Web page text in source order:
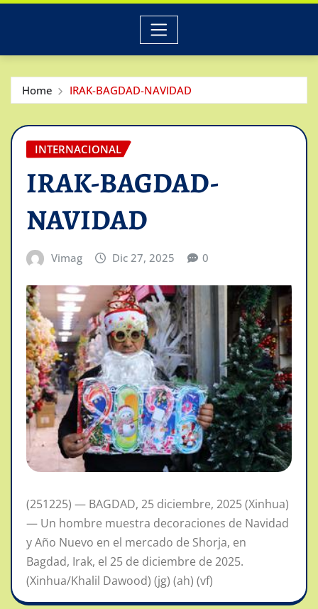
Home IRAK-BAGDAD-NAVIDAD
INTERNACIONAL
IRAK-BAGDAD-
NAVIDAD
Vimag Dic 27, 2025 0
(251225) — BAGDAD, 25 diciembre, 2025 (Xinhua)
— Un hombre muestra decoraciones de Navidad
y Año Nuevo en el mercado de Shorja, en
Bagdad, Irak, el 25 de diciembre de 2025.
(Xinhua/Khalil Dawood) (jg) (ah) (vf)